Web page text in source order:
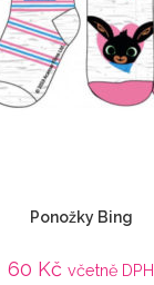
Ponožky Bing
60 Kč včetně DPH